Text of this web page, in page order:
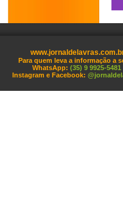
Para quem leva a informação a
WhatsApp: (35) 9 9925-5481
Instagram e Facebook: